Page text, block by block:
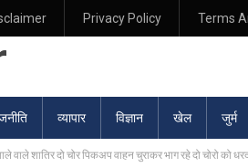
Privacy Policy Terms
व्यापार विज्ञान खेल जुर्म
वाले शातिर दो चोर पिकअप वाहन चुराकर भाग रहे दो चोरो को